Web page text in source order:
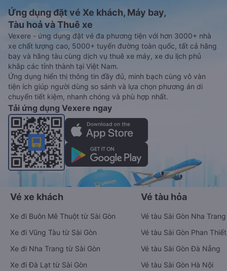
Ứng dụng đặt vé Xe khách, Máy bay,
Tàu hoả và Thuê xe
Vexere - ứng dụng đặt vé đa phương tiện với hơn 3000+ nhà
xe chất lượng cao, 5000+ tuyến đường toàn quốc, tất cả hãng
bay và hãng tàu cùng dịch vụ thuê xe máy, xe du lịch phủ
khắp các tỉnh thành tại Việt Nam.
Ứng dụng hiển thị thông tin đầy đủ, minh bạch cùng vô vàn
tiện ích giúp người dùng so sánh và lựa chọn phương án di
chuyển tiết kiệm, nhanh chóng và phù hợp nhất.
Tải ứng dụng Vexere ngay
Vé xe khách
Xe đi Buôn Mê Thuột từ Sài Gòn
Xe đi Vũng Tàu từ Sài Gòn
Xe đi Nha Trang từ Sài Gòn
Xe đi Đà Lạt từ Sài Gòn
Vé tàu hỏa
Vé tàu Sài Gòn Nha Trang
Vé tàu Sài Gòn Phan Thiết
Vé tàu Sài Gòn Đà Nẵng
Vé tàu Sài Gòn Hà Nội